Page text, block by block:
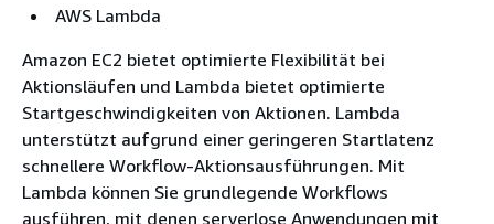
AWS Lambda
Amazon EC2 bietet optimierte Flexibilität bei
Aktionsläufen und Lambda bietet optimierte
Startgeschwindigkeiten von Aktionen. Lambda
unterstützt aufgrund einer geringeren Startlatenz
schnellere Workflow-Aktionsausführungen. Mit
Lambda können Sie grundlegende Workflows
ausführen, mit denen serverlose Anwendungen mit